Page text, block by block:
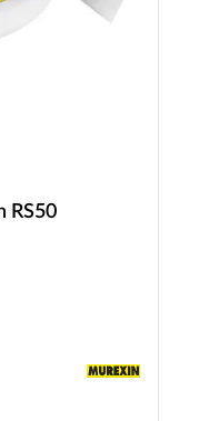
RS50